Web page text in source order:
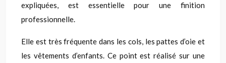
expliquées, est essentielle pour une finition
professionnelle.
Elle est très fréquente dans les cols, les pattes d’oie et
les vêtements d’enfants. Ce point est réalisé sur une